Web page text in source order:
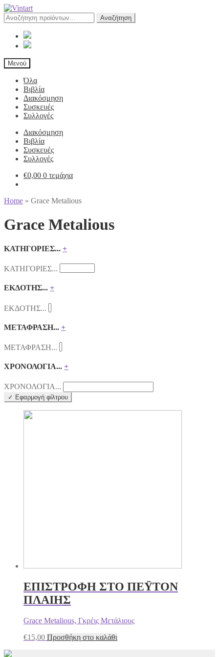
Αναζήτηση
για:
Αναζήτηση
Μενού
Όλα
Βιβλία
Διακόσμηση
Συσκευές
Συλλογές
Διακόσμηση
Βιβλία
Συσκευές
Συλλογές
€0,00 0 τεμάχια
Home » Grace Metalious
Grace Metalious
ΚΑΤΗΓΟΡΙΕΣ... +
ΚΑΤΗΓΟΡΙΕΣ...
ΕΚΔΟΤΗΣ... +
ΕΚΔΟΤΗΣ...
ΜΕΤΑΦΡΑΣΗ... +
ΜΕΤΑΦΡΑΣΗ...
ΧΡΟΝΟΛΟΓΙΑ... +
ΧΡΟΝΟΛΟΓΙΑ...
✓ Εφαρμογή φίλτρου
ΕΠΙΣΤΡΟΦΗ ΣΤΟ ΠΕΫΤΟΝ
ΠΛΑΙΗΣ
Grace Metalious, Γκρέις Μετάλιους
€15,00 Προσθήκη στο καλάθι